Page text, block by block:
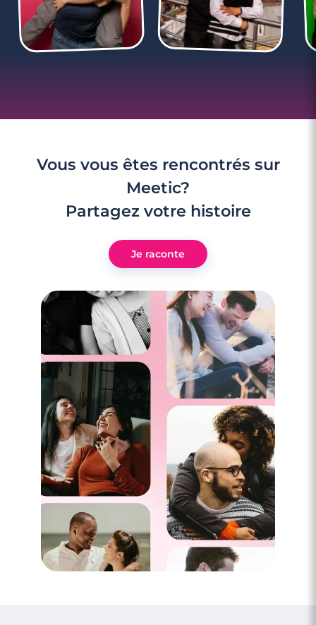
Vous vous êtes rencontrés sur
Meetic?
Partagez votre histoire
Je raconte